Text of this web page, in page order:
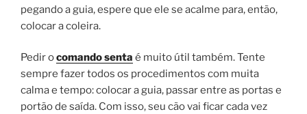
pegando a guia, espere que ele se acalme para, então,
colocar a coleira.
Pedir ocomando senta é muito útil também. Tente
sempre fazer todos os procedimentos com muita
calma e tempo: colocar a guia, passar entre as portas e
portão de saída. Com isso, seu cão vai ficar cada vez